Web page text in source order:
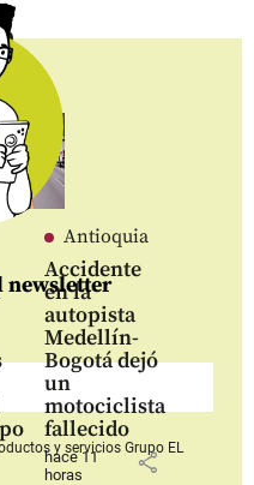
Antioquia
Accidente
en la
autopista
Medellín-
Bogotá dejó
un
motociclista
fallecido
hace 11
horas
share
newsletter
y serviciosGrupo EL